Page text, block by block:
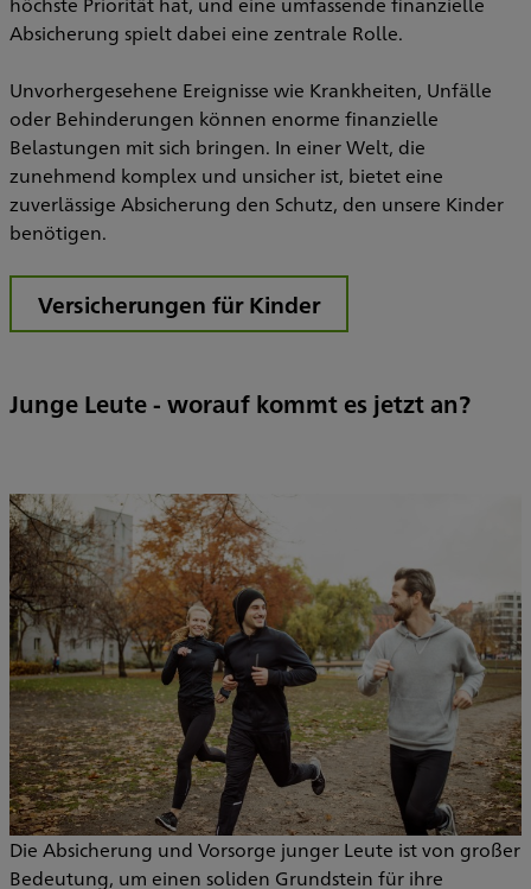
Absicherung spielt dabei eine zentrale Rolle.
Unvorhergesehene Ereignisse wie Krankheiten, Unfälle
oder Behinderungen können enorme finanzielle
Belastungen mit sich bringen. In einer Welt, die
zunehmend komplex und unsicher ist, bietet eine
zuverlässige Absicherung den Schutz, den unsere Kinder
benötigen.
Versicherungen für Kinder
Junge Leute - worauf kommt es jetzt an?
Die Absicherung und Vorsorge junger Leute ist von großer
Bedeutung, um einen soliden Grundstein für ihre